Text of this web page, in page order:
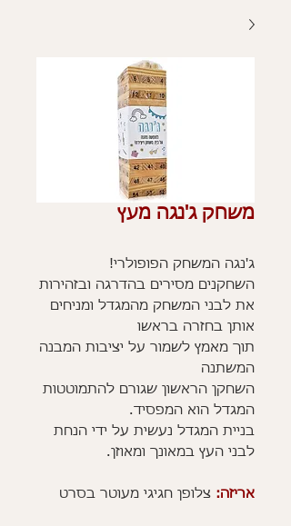
משחק ג'נגה מעץ
ג'נגה המשחק הפופולרי!
השחקנים מסירים בהדרגה ובזהירות
את לבני המשחק מהמגדל ומניחים
אותן בחזרה בראשו
תוך מאמץ לשמור על יציבות המבנה
המשתנה
השחקן הראשון שגורם להתמוטטות
המגדל הוא המפסיד.
בניית המגדל נעשית על ידי הנחת
לבני העץ במאונך ומאוזן.
אריזה: צלופן חגיגי מעוטר בסרט